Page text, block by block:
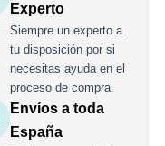
Experto
Siempre un experto a
tu disposición por si
necesitas ayuda en el
proceso de compra.
Envíos a toda
España